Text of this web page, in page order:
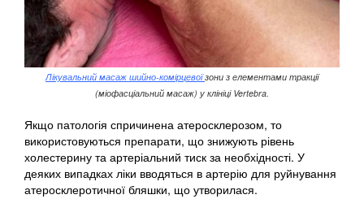
Лікувальний масаж шийно-комірцевоїзони з елементами тракції
(міофасціальний масаж) у клініці Vertebra.
Якщо патологія спричинена атеросклерозом, то
використовуються препарати, що знижують рівень
холестерину та артеріальний тиск за необхідності. У
деяких випадках ліки вводяться в артерію для руйнування
атеросклеротичної бляшки, що утворилася.